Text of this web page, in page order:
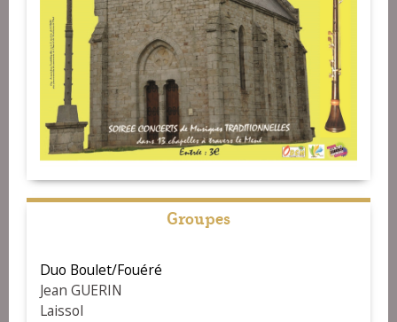
Groupes
Duo Boulet/Fouéré
Jean GUERIN
Laissol